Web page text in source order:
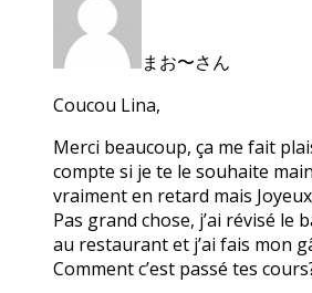
まお〜さん
Coucou Lina,
Merci beaucoup, ça me fait
compte si je te le souhaite
vraiment en retard mais
Pas grand chose, j’ai révisé le
au restaurant et j’ai fais mon
Comment c’est passé tes